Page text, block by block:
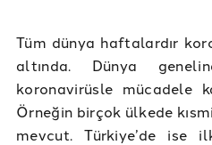
Tüm dünya haftalardır
altında. Dünya
koronavirüsle mücadele
Örneğin birçok ülkede
mevcut. Türkiye’de ise